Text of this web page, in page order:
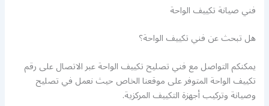
فني صيانة تكييف الواحة
هل تبحث عن فني تكييف الواحة؟
يمكنكم التواصل مع فني تصليح تكييف الواحة عبر الاتصال على رقم
تكييف الواحة المتوفر على موقعنا الخاص حيث نعمل في تصليح
وصيانة وتركيب أجهزة التكييف المركزية.